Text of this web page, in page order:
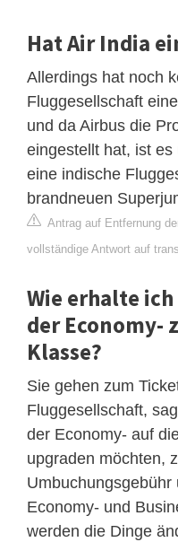
Hat Air India
Allerdings hat noch
Fluggesellschaft
und da Airbus die
eingestellt hat, ist
eine indische
brandneuen
Antrag auf Entfernung
vollständige Antwort auf
Wie erhalte
der Economy-
Klasse?
Sie gehen zum
Fluggesellschaft,
der Economy- auf
upgraden möchten,
Economy- und
werden die Dinge